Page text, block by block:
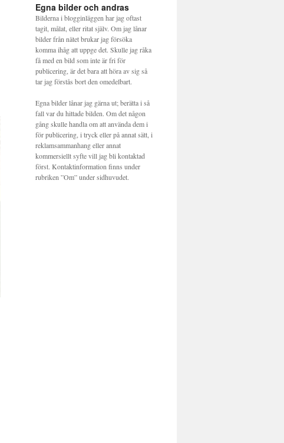
Egna bilder och andras
Bilderna i blogginläggen har jag oftast
tagit, målat, eller ritat själv. Om jag lånar
bilder från nätet brukar jag försöka
komma ihåg att uppge det. Skulle jag råka
få med en bild som inte är fri för
publicering, är det bara att höra av sig så
tar jag förstås bort den omedelbart.
Egna bilder lånar jag gärna ut; berätta i så
fall var du hittade bilden. Om det någon
gång skulle handla om att använda dem i
för publicering, i tryck eller på annat sätt, i
reklamsammanhang eller annat
kommersiellt syfte vill jag bli kontaktad
först. Kontaktinformation finns under
rubriken ”Om” under sidhuvudet.